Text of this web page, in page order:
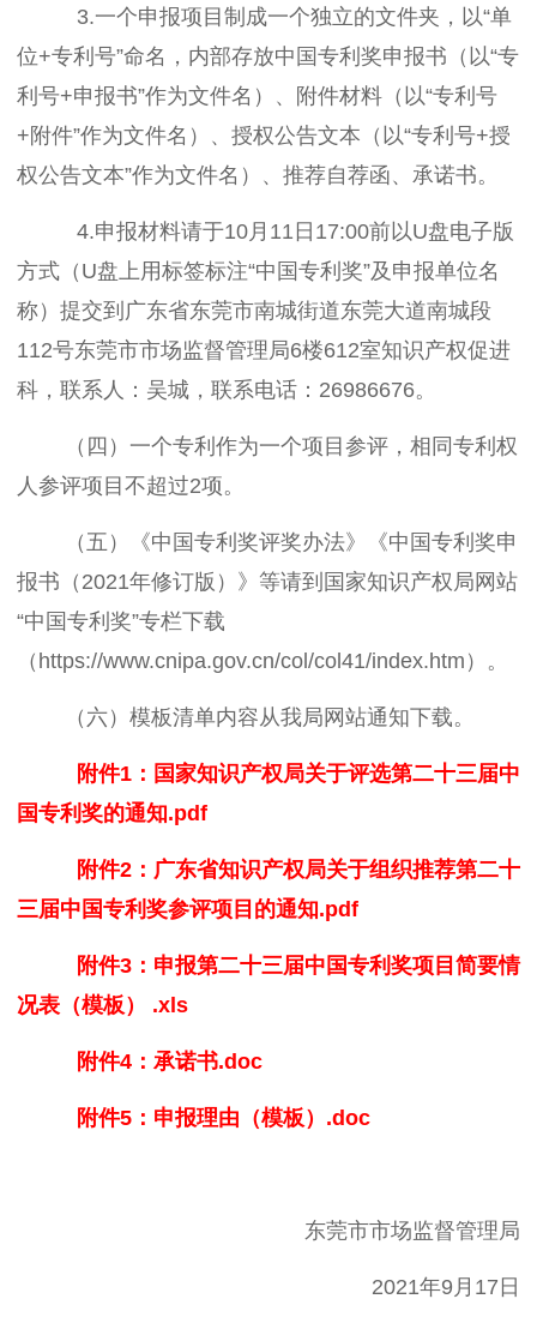
3.一个申报项目制成一个独立的文件夹，以“单
位+专利号”命名，内部存放中国专利奖申报书（以“专
利号+申报书”作为文件名）、附件材料（以“专利号
+附件”作为文件名）、授权公告文本（以“专利号+授
权公告文本”作为文件名）、推荐自荐函、承诺书。
4.申报材料请于10月11日17:00前以U盘电子版
方式（U盘上用标签标注“中国专利奖”及申报单位名
称）提交到广东省东莞市南城街道东莞大道南城段
112号东莞市市场监督管理局6楼612室知识产权促进
科，联系人：吴城，联系电话：26986676。
（四）一个专利作为一个项目参评，相同专利权
人参评项目不超过2项。
（五）《中国专利奖评奖办法》《中国专利奖申
报书（2021年修订版）》等请到国家知识产权局网站
“中国专利奖”专栏下载
（https://www.cnipa.gov.cn/col/col41/index.htm）。
（六）模板清单内容从我局网站通知下载。
附件1：国家知识产权局关于评选第二十三届中
国专利奖的通知.pdf
附件2：广东省知识产权局关于组织推荐第二十
三届中国专利奖参评项目的通知.pdf
附件3：申报第二十三届中国专利奖项目简要情
况表（模板） .xls
附件4：承诺书.doc
附件5：申报理由（模板）.doc
东莞市市场监督管理局
2021年9月17日